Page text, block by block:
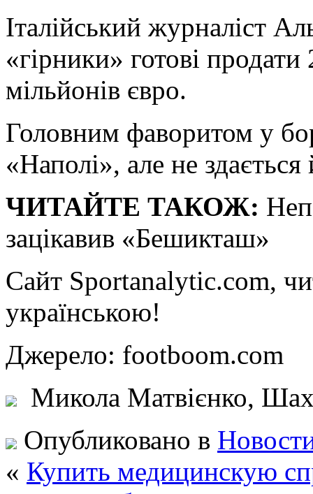
Італійський журналіст
«гірники» готові
мільйонів євро.
Головним фаворитом у
«Наполі», але не
ЧИТАЙТЕ ТАКОЖ:
зацікавив «Бешикташ»
Сайт Sportanalytic.com,
українською!
Джерело:
Микола Матвієнко,
Опубликовано в
« Купить медицинскую